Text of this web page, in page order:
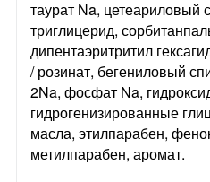
таурат Na, цетеариловый
триглицерид,
дипентаэритритил
/ розинат, бегениловый
2Na, фосфат Na,
гидрогенизированные
масла, этилпарабен,
метилпарабен, аромат.